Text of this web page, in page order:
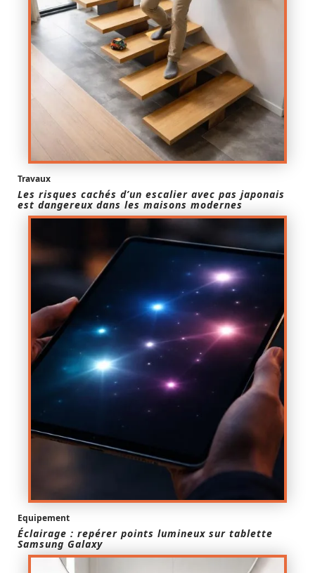
Travaux
Les risques cachés d’un escalier avec pas japonais
est dangereux dans les maisons modernes
Equipement
Éclairage : repérer points lumineux sur tablette
Samsung Galaxy